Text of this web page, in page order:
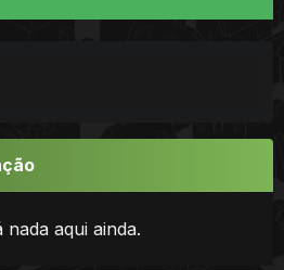
nada aqui ainda.